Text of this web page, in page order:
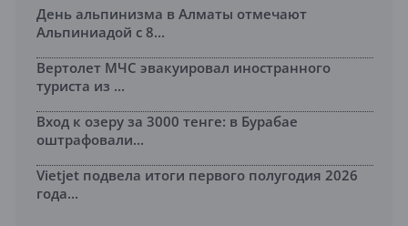
День альпинизма в Алматы отмечают
Альпиниадой с 8...
Вертолет МЧС эвакуировал иностранного
туриста из ...
Вход к озеру за 3000 тенге: в Бурабае
оштрафовали...
Vietjet подвела итоги первого полугодия 2026
года...